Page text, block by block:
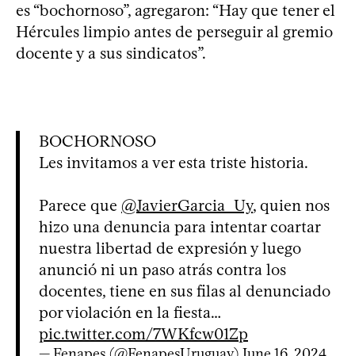
es “bochornoso”, agregaron: “Hay que tener el
Hércules limpio antes de perseguir al gremio
docente y a sus sindicatos”.
BOCHORNOSO
Les invitamos a ver esta triste historia.
Parece que @JavierGarcia_Uy, quien nos
hizo una denuncia para intentar coartar
nuestra libertad de expresión y luego
anunció ni un paso atrás contra los
docentes, tiene en sus filas al denunciado
por violación en la fiesta…
pic.twitter.com/7WKfcw01Zp